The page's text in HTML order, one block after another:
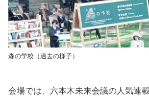
森の学校（過去の様子）
会場では、六本木未来会議の人気連